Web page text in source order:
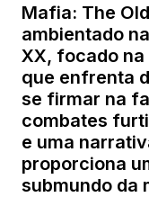
Mafia: The
ambientado
XX, focado na
que enfrenta
se firmar na
combates
e uma
proporciona
submundo da